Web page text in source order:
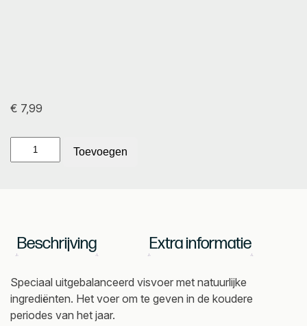
€ 7,99
Koi
mm
liter
aantal
Toevoegen
Beschrijving Extra informatie
Speciaal uitgebalanceerd visvoer met natuurlijke
ingrediënten. Het voer om te geven in de koudere
periodes van het jaar.